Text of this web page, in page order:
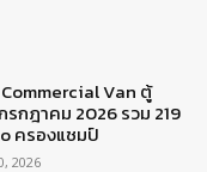
Van ตู้
รกฎาคม 2026 รวม 219
ครองแชมป์
2026